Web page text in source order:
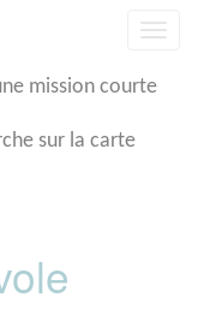
mission courte
sur la carte